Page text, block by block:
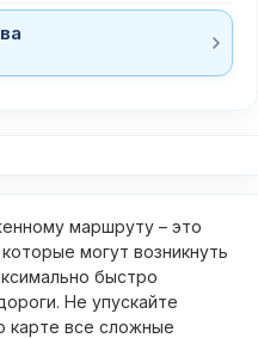
маршруту – это
могут возникнуть
быстро
Не упускайте
карте все сложные